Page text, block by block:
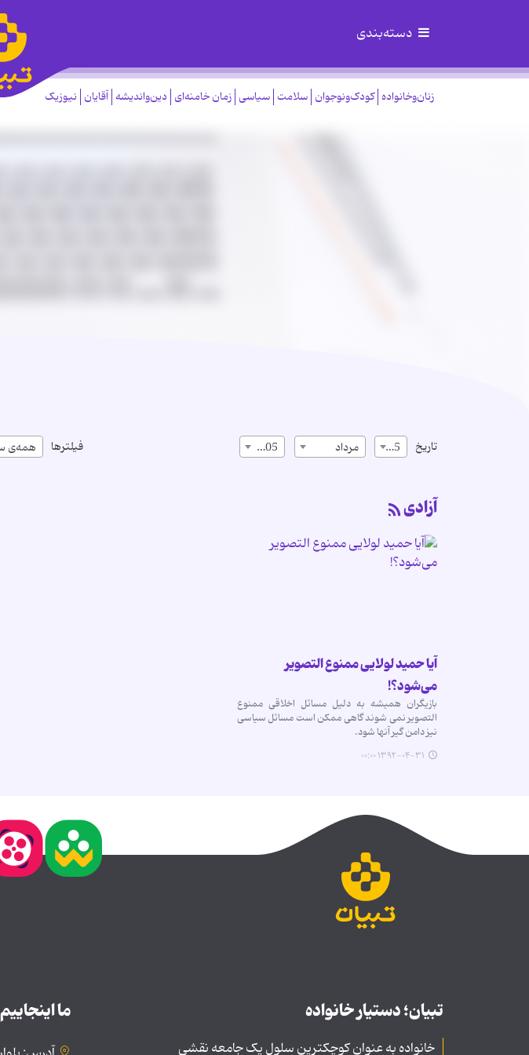
دسته‌بندی
زنان‌وخانواده کودک‌ونوجوان سلامت سیاسی زمان خامنه‌ای دین‌واندیشه آقایان نیوزیک
تاریخ 15 مرداد 1405 فیلترها همه‌ی
آزادی
آیا حمید لولایی ممنوع التصویر
می‌شود؟!
بازیگران همیشه به دلیل مسائل اخلاقی ممنوع
التصویر نمی شوند گاهی ممکن است مسائل سیاسی
نیز دامن گیر آنها شود.
۱۳۹۲-۰۴-۳۱ ۰۰:۰۰
تبیان؛ دستیار خانواده
خانواده به عنوان کوچکترین سلول یک جامعه نقشی
ما اینجاییم